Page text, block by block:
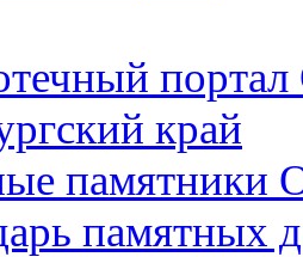
портал
край
памятники
памятных